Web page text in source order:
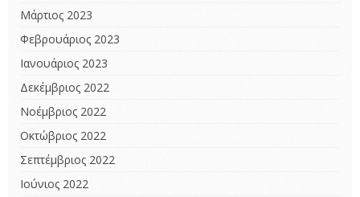
Μάρτιος 2023
Φεβρουάριος 2023
Ιανουάριος 2023
Δεκέμβριος 2022
Νοέμβριος 2022
Οκτώβριος 2022
Σεπτέμβριος 2022
Ιούνιος 2022